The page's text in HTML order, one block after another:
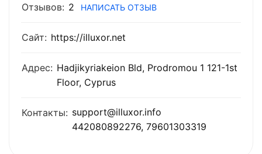
Отзывов: 2 НАПИСАТЬ ОТЗЫВ
Сайт: https://illuxor.net
Адрес: Hadjikyriakeion Bld, Prodromou 1 121-1st
Floor, Cyprus
Контакты: support@illuxor.info
442080892276, 79601303319